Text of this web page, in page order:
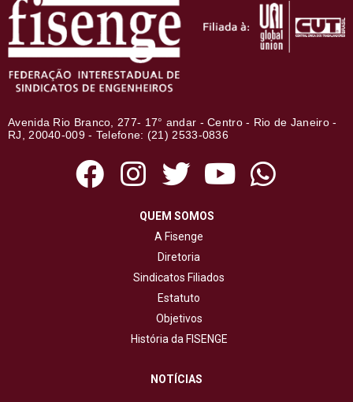
Avenida Rio Branco, 277- 17° andar - Centro - Rio de Janeiro -
RJ, 20040-009 - Telefone: (21) 2533-0836
QUEM SOMOS
A Fisenge
Diretoria
Sindicatos Filiados
Estatuto
Objetivos
História da FISENGE
NOTÍCIAS